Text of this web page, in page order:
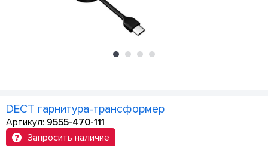
DECT гарнитура-трансформер
Артикул: 9555-470-111
Запросить наличие